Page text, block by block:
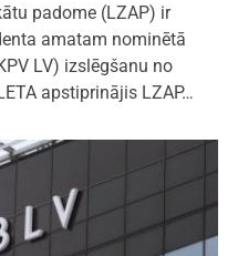
padome (LZAP) ir
amatam nominētā
LV) izslēgšanu no
apstiprinājis LZAP…